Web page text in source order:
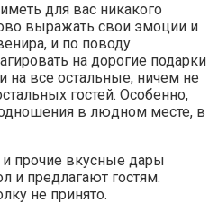
для вас никакого
выражать свои эмоции и
и по поводу
на дорогие подарки
на все остальные, ничем не
гостей. Особенно,
в людном месте, в
прочие вкусные дары
и предлагают гостям.
не принято.